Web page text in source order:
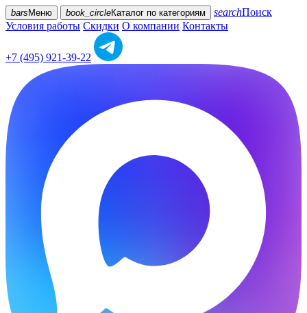
bars Меню book_circleКаталог по категориям searchПоиск
Условия работы Скидки О компании Контакты
+7 (495) 921-39-22